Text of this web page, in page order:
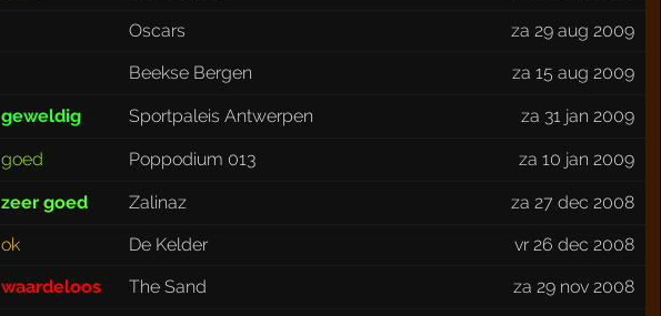
Oscars
za 29 aug 2009
Beekse Bergen
za 15 aug 2009
geweldig Sportpaleis Antwerpen
za 31 jan 2009
goed Poppodium 013
za 10 jan 2009
zeer goed Zalinaz
za 27 dec 2008
ok De Kelder
vr 26 dec 2008
waardeloos The Sand
za 29 nov 2008